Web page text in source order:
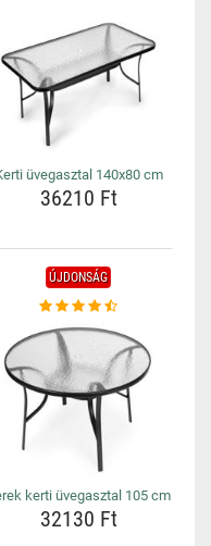
üvegasztal 140x80 cm
36210 Ft
ÚJDONSÁG
kerti üvegasztal 105 cm
32130 Ft